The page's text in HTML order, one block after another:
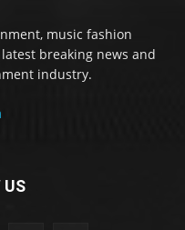
music fashion
breaking news and
industry.
US